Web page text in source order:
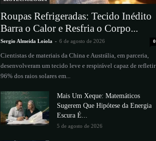
Roupas Refrigeradas: Tecido Inédito
Barra o Calor e Resfria o Corpo...
Sergio Almeida Loiola - 6 de agosto de 2026 0
Cientistas de materiais da China e Austrália, em parceria,
desenvolveram um tecido leve e respirável capaz de refletir
96% dos raios solares em...
Mais Um Xeque: Matemáticos
Sugerem Que Hipótese da Energia
Escura É...
5 de agosto de 2026